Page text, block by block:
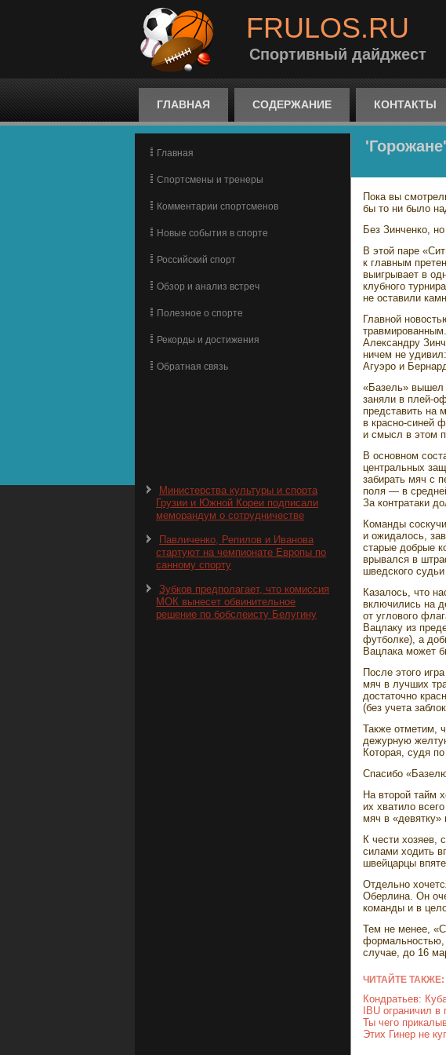
FRULOS.RU
Спортивный дайджест
ГЛАВНАЯ СОДЕРЖАНИЕ КОНТАКТЫ
Главная
Спортсмены и тренеры
Комментарии спортсменов
Новые события в спорте
Российский спорт
Обзор и анализ встреч
Полезное о спорте
Рекорды и достижения
Обратная связь
Министерства культуры и спорта
Грузии и Южной Кореи подписали
меморандум о сотрудничестве
Павличенко, Репилов и Иванова
стартуют на чемпионате Европы по
санному спорту
Зубков предполагает, что комиссия
МОК вынесет обвинительное
решение по бобслеисту Белугину
Пока вы
бы то ни было
Без Зинченко,
В этой паре
к главным
выигрывает в
клубного
не оставили
Главной
Александру
ничем не
Агуэро и
«Базель»
заняли в плей-
представить на
в красно-синей
и смысл в этом
В основном
центральных
забирать мяч с
поля — в
За контратаки
Команды
и ожидалось,
старые добрые
врывался в
шведского
Казалось, что
включились на
от углового
Вацлаку из
футболке), а
Вацлака может
После этого
мяч в лучших
достаточно
(без учета
Также отметим,
дежурную
Которая, судя
Спасибо
На второй тайм
их хватило
мяч в «девятку»
К чести хозяев,
силами ходить
швейцарцы
Отдельно
Оберлина. Он
команды и в
Тем не менее,
формальностью,
случае, до 16
ЧИТАЙТЕ ТАКЖЕ:
Кондратьев:
IBU ограничил
Ты чего
Этих Гинер не